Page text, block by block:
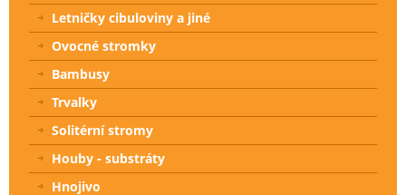
Letničky cibuloviny a jiné
Ovocné stromky
Bambusy
Trvalky
Solitérní stromy
Houby - substráty
Hnojivo